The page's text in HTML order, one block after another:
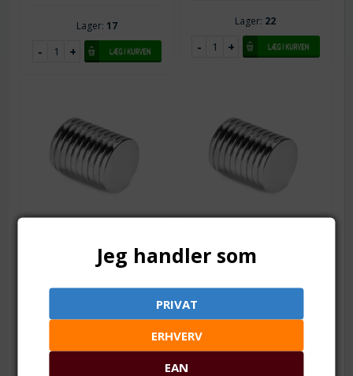
Lager: 17 Lager: 22
Magnet til smykker
m.m. 19 x 1,5 mm. 5 stk.
Fra 1
59,00DKK
DKK
Fra 5
49,00DKK
m.m. 20 x 1.5>2 mm. 5
5 stk. 19-20 x 1.5>2 mm /
Fra 1
Fra 2
46,25DKK
Jeg handler som
PRIVAT
ERHVERV
EAN